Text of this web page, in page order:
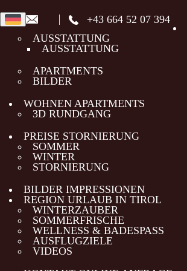
+43 664 52 07 394
AUSSTATTUNG
AUSSTATTUNG
APARTMENTS
BILDER
WOHNEN APARTMENTS
3D RUNDGANG
PREISE STORNIERUNG
SOMMER
WINTER
STORNIERUNG
BILDER IMPRESSIONEN
REGION URLAUB IN TIROL
WINTERZAUBER
SOMMERFRISCHE
WELLNESS & BADESPASS
AUSFLUGZIELE
VIDEOS